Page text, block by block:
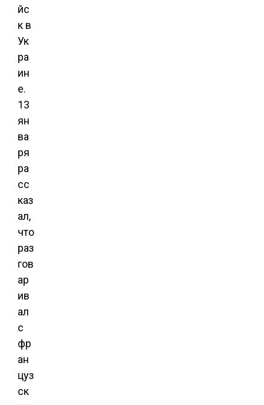
йс
к в
Ук
ра
ин
е.
13
ян
ва
ря
ра
сс
каз
ал,
что
раз
гов
ар
ив
ал
с
фр
ан
цуз
ск